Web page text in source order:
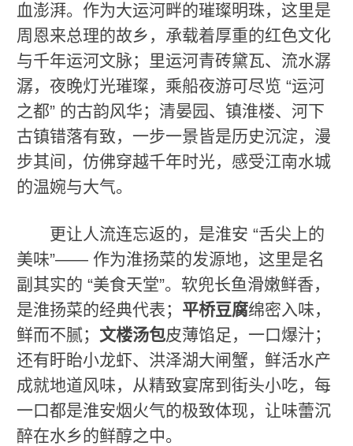
血澎湃。作为大运河畔的璀璨明珠，这里是
周恩来总理的故乡，承载着厚重的红色文化
与千年运河文脉；里运河青砖黛瓦、流水潺
潺，夜晚灯光璀璨，乘船夜游可尽览 “运河
之都” 的古韵风华；清晏园、镇淮楼、河下
古镇错落有致，一步一景皆是历史沉淀，漫
步其间，仿佛穿越千年时光，感受江南水城
的温婉与大气。
更让人流连忘返的，是淮安 “舌尖上的
美味”—— 作为淮扬菜的发源地，这里是名
副其实的 “美食天堂”。软兜长鱼滑嫩鲜香，
是淮扬菜的经典代表； 平桥豆腐绵密入味，
鲜而不腻； 文楼汤包皮薄馅足，一口爆汁；
还有盱眙小龙虾、洪泽湖大闸蟹，鲜活水产
成就地道风味，从精致宴席到街头小吃，每
一口都是淮安烟火气的极致体现，让味蕾沉
醉在水乡的鲜醇之中。